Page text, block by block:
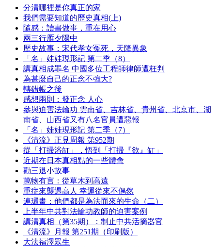
分清哪裡是你真正的家
我們需要知道的歷史真相(上)
隨感：讀書做事，重在用心
兩三行雁夕陽中
歷史故事：宋代孝女冤死，天降異象
「名」娃娃現形記 第二季（8）
講真相成罪名 中國多位工程師律師遭枉判
為甚麼自己的正念不強大?
轉錯帳之後
感想兩則：發正念 人心
參與迫害法輪功 雲南省、吉林省、貴州省、北京市、湖
南省、山西省又有八名官員遭惡報
「名」娃娃現形記 第二季（7）
《清流》正見周報 第952期
從「打掃浴缸」，悟到「打掃『欲』缸」
近期在日本真相點的一些體會
勸三退小故事
萬物有言：從草木到高遠
重症來襲遇高人 幸運從來不偶然
連環畫：他們都是為法而來的生命（二）
上半年中共對法輪功教師的迫害案例
講清真相（第35期）：制止中共活摘器官
《清流》月報 第251期（印刷版）
大法福澤眾生